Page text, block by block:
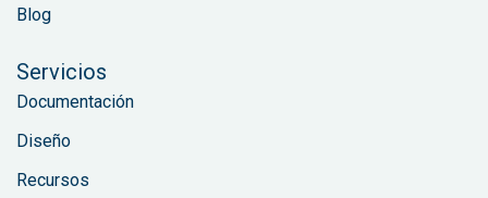
Blog
Servicios
Documentación
Diseño
Recursos